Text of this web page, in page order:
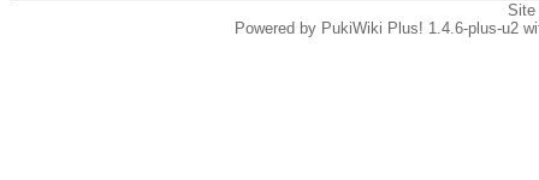
Powered by PukiWiki Plus! 1.4.6-plus-u2